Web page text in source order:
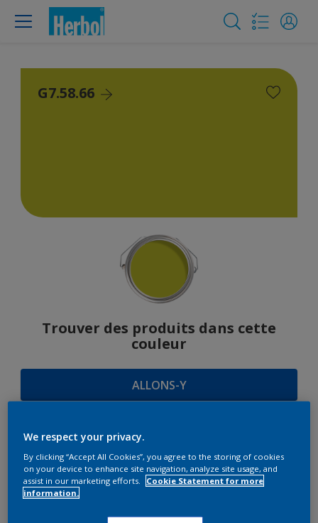
G7.58.66
Trouver des produits dans cette
couleur
ALLONS-Y
SUGGESTIONS
D'HARMONIES
We respect your privacy.
By clicking “Accept All Cookies”, you agree to the storing of cookies
on your device to enhance site navigation, analyze site usage, and
assist in our marketing efforts.
Cookie Statement for more
information.